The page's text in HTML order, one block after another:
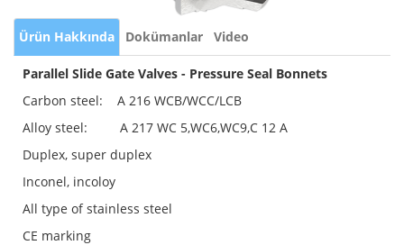
Ürün Hakkında Dokümanlar Video
Parallel Slide Gate Valves - Pressure Seal Bonnets
Carbon steel: A 216 WCB/WCC/LCB
Alloy steel: A 217 WC 5,WC6,WC9,C 12 A
Duplex, super duplex
Inconel, incoloy
All type of stainless steel
CE marking